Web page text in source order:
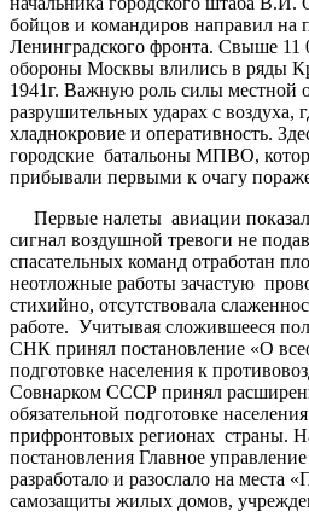
бойцов и командиров направил
Ленинградского фронта. Свыше 11
обороны Москвы влились в ряды
1941г. Важную роль силы местной
разрушительных ударах с воздуха,
хладнокровие и оперативность.
городские батальоны МПВО,
прибывали первыми к очагу
Первые налеты авиации
сигнал воздушной тревоги не
спасательных команд отработан
неотложные работы зачастую
стихийно, отсутствовала
работе. Учитывая сложившееся
СНК принял постановление «О
подготовке населения к
Совнарком СССР принял
обязательной подготовке
прифронтовых регионах страны.
постановления Главное
разработало и разослало на места
самозащиты жилых домов,